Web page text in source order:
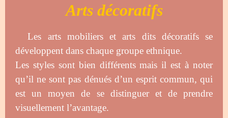
Arts décoratifs
Les arts mobiliers et arts dits décoratifs se
développent dans chaque groupe ethnique.
Les styles sont bien différents mais il est à noter
qu’il ne sont pas dénués d’un esprit commun, qui
est un moyen de se distinguer et de prendre
visuellement l’avantage.